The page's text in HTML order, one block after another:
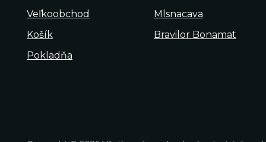
Veľkoobchod
Košík
Pokladňa
Mlsnacava
Bravilor Bonamat